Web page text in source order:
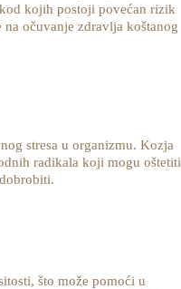
kojih postoji povećan rizik
očuvanje zdravlja koštanog
stresa u organizmu. Kozja
radikala koji mogu oštetiti
što može pomoći u